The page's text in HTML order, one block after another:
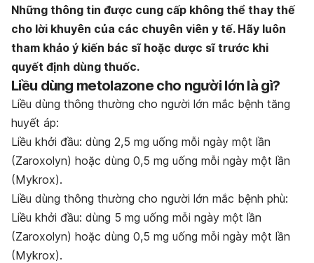
Những thông tin được cung cấp không thể thay thế
cho lời khuyên của các chuyên viên y tế. Hãy luôn
tham khảo ý kiến bác sĩ hoặc dược sĩ trước khi
quyết định dùng thuốc.
Liều dùng metolazone cho người lớn là gì?
Liều dùng thông thường cho người lớn mắc bệnh tăng
huyết áp:
Liều khởi đầu: dùng 2,5 mg uống mỗi ngày một lần
(Zaroxolyn) hoặc dùng 0,5 mg uống mỗi ngày một lần
(Mykrox).
Liều dùng thông thường cho người lớn mắc bệnh phù:
Liều khởi đầu: dùng 5 mg uống mỗi ngày một lần
(Zaroxolyn) hoặc dùng 0,5 mg uống mỗi ngày một lần
(Mykrox).